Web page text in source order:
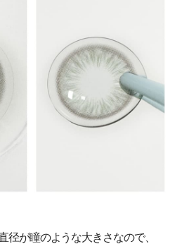
径が瞳のような大きさなので、